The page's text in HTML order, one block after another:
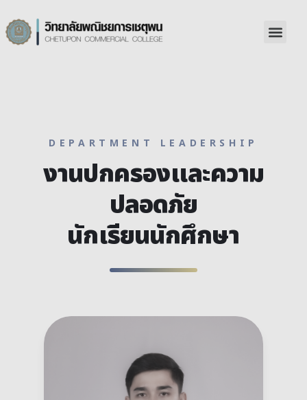
DEPARTMENT LEADERSHIP
งานปกครองและความ
ปลอดภัย
นักเรียนนักศึกษา